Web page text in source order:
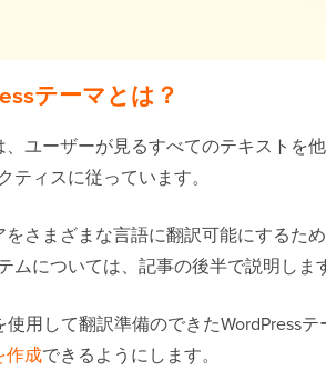
テーマとは？
ユーザーが見るすべてのテキストを
ィスに従っています。
さまざまな言語に翻訳可能にするた
については、記事の後半で説明しま
用して翻訳準備のできたWordPress
作成できるようにします。